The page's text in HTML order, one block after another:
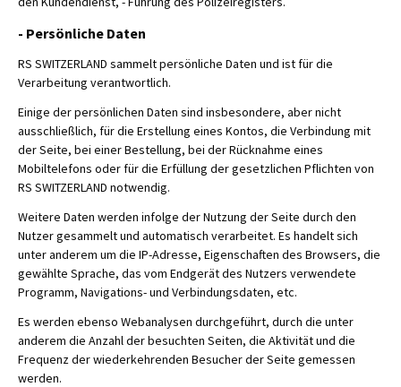
- Persönliche Daten
RS SWITZERLAND sammelt persönliche Daten und ist für die
Verarbeitung verantwortlich.
Einige der persönlichen Daten sind insbesondere, aber nicht
ausschließlich, für die Erstellung eines Kontos, die Verbindung mit
der Seite, bei einer Bestellung, bei der Rücknahme eines
Mobiltelefons oder für die Erfüllung der gesetzlichen Pflichten von
RS SWITZERLAND notwendig.
Weitere Daten werden infolge der Nutzung der Seite durch den
Nutzer gesammelt und automatisch verarbeitet. Es handelt sich
unter anderem um die IP-Adresse, Eigenschaften des Browsers, die
gewählte Sprache, das vom Endgerät des Nutzers verwendete
Programm, Navigations- und Verbindungsdaten, etc.
Es werden ebenso Webanalysen durchgeführt, durch die unter
anderem die Anzahl der besuchten Seiten, die Aktivität und die
Frequenz der wiederkehrenden Besucher der Seite gemessen
werden.